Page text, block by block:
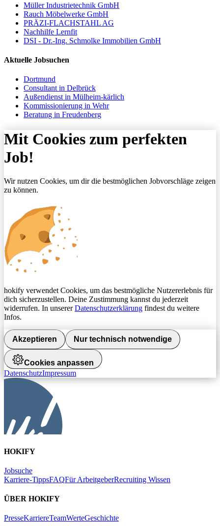
Müller Industrietechnik GmbH
Rauch Möbelwerke GmbH
PRÄZI-FLACHSTAHL AG
Nachhilfe Lernfit
DSI - Dr.-Ing. Schmolke Immobilien GmbH
Aktuelle Jobsuchen
Dortmund
Consultant in Delbrück
Außendienst in Mülheim-kärlich
Kommissionierung in Wehr
Beratung in Freudenberg
Mit Cookies zum perfekten
Job!
Wir nutzen Cookies, um dir die bestmöglichen Jobvorschläge zeigen
zu können.
hokify verwendet Cookies, um das bestmögliche Nutzererlebnis für
dich sicherzustellen. Deine Zustimmung kannst du jederzeit
widerrufen. In unsererDatenschutzerklärung findest du weitere
Infos.
Akzeptieren Nur technisch notwendige
Cookies anpassen
DatenschutzImpressum
HOKIFY
Jobsuche
Karriere-TippsFAQFür ArbeitgeberRecruiting Wissen
ÜBER HOKIFY
PresseKarriereTeamWerteGeschichte